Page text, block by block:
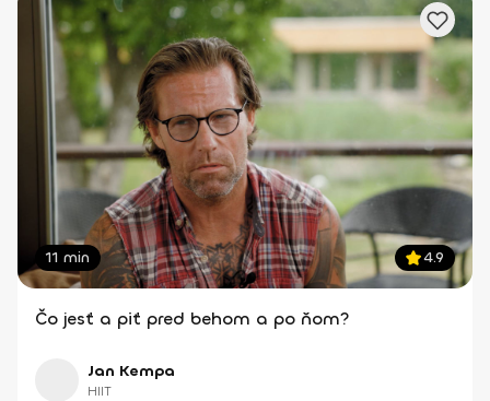
11 min 4.9
Čo jesť a piť pred behom a po ňom?
Jan Kempa
HIIT